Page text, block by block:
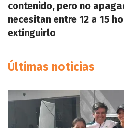
contenido, pero no
necesitan entre 12 a 15
extinguirlo
Últimas noticias